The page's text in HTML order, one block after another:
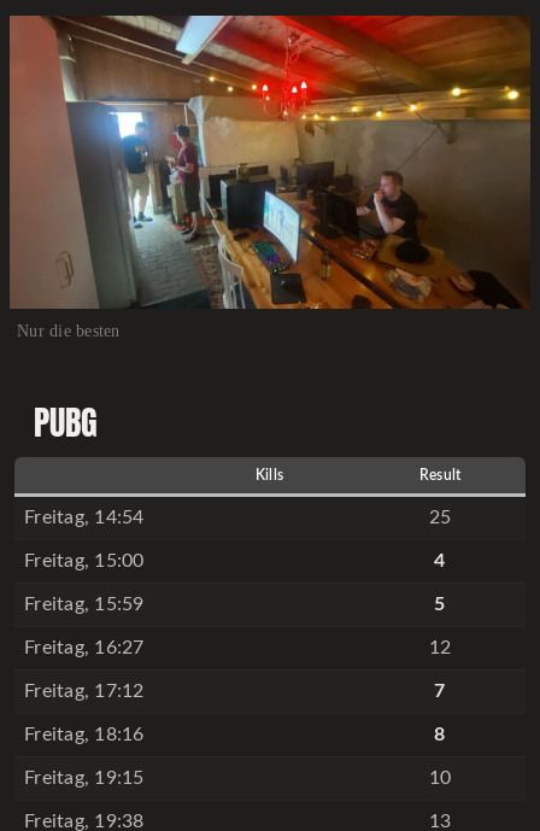
Nur die besten
PUBG
Kills Result
Freitag, 14:54 25
Freitag, 15:00 4
Freitag, 15:59 5
Freitag, 16:27 12
Freitag, 17:12 7
Freitag, 18:16 8
Freitag, 19:15 10
Freitag, 19:38 13